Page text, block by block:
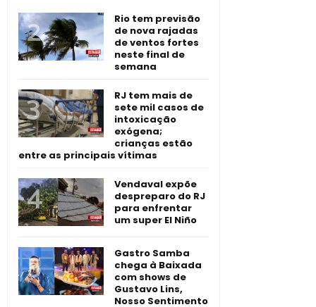
Rio tem previsão
de nova rajadas
de ventos fortes
neste final de
semana
RJ tem mais de
sete mil casos de
intoxicação
exógena;
crianças estão
entre as principais vítimas
Vendaval expõe
despreparo do RJ
para enfrentar
um super El Niño
Gastro Samba
chega à Baixada
com shows de
Gustavo Lins,
Nosso Sentimento